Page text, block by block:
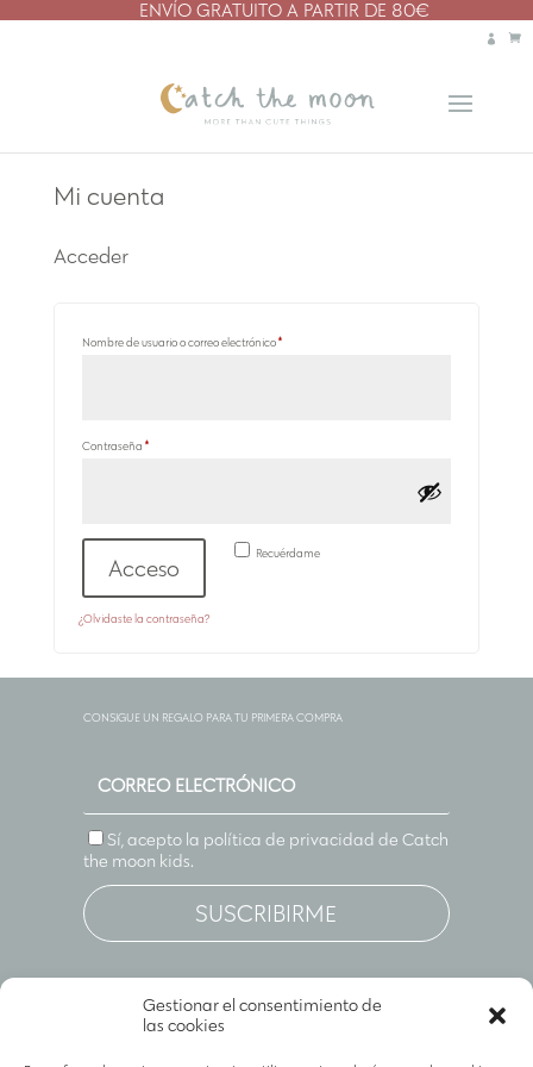
ENVÍO GRATUITO A PARTIR DE 80€
Gestionar el consentimiento de
las cookies
Mi cuenta
Acceder
Nombre de usuario o correo electrónico*Obligatorio
Contraseña *Obligatorio
Recuérdame
Acceso
¿Olvidaste la contraseña?
CONSIGUE UN REGALO PARA TU PRIMERA COMPRA
Sí, acepto la política de privacidad de Catch
the moon kids.
SUSCRIBIRME